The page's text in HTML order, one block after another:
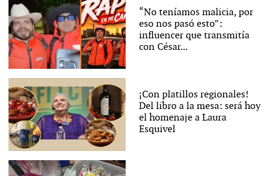
“No teníamos malicia, por
eso nos pasó esto”:
influencer que transmitía
con César...
¡Con platillos regionales!
Del libro a la mesa: será hoy
el homenaje a Laura
Esquivel